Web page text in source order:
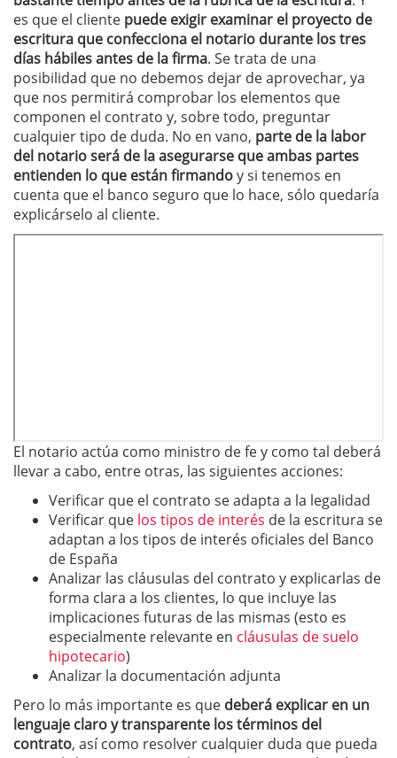
es que el cliente puede exigir examinar el proyecto de
escritura que confecciona el notario durante los tres
días hábiles antes de la firma. Se trata de una
posibilidad que no debemos dejar de aprovechar, ya
que nos permitirá comprobar los elementos que
componen el contrato y, sobre todo, preguntar
cualquier tipo de duda. No en vano, parte de la labor
del notario será de la asegurarse que ambas partes
entienden lo que están firmandoy si tenemos en
cuenta que el banco seguro que lo hace, sólo quedaría
explicárselo al cliente.
El notario actúa como ministro de fe y como tal deberá
llevar a cabo, entre otras, las siguientes acciones:
Verificar que el contrato se adapta a la legalidad
Verificar que los tipos de interés de la escritura se
adaptan a los tipos de interés oficiales del Banco
de España
Analizar las cláusulas del contrato y explicarlas de
forma clara a los clientes, lo que incluye las
implicaciones futuras de las mismas (esto es
especialmente relevante en cláusulas de suelo
hipotecario)
Analizar la documentación adjunta
Pero lo más importante es que deberá explicar en un
lenguaje claro y transparente los términos del
contrato, así como resolver cualquier duda que pueda